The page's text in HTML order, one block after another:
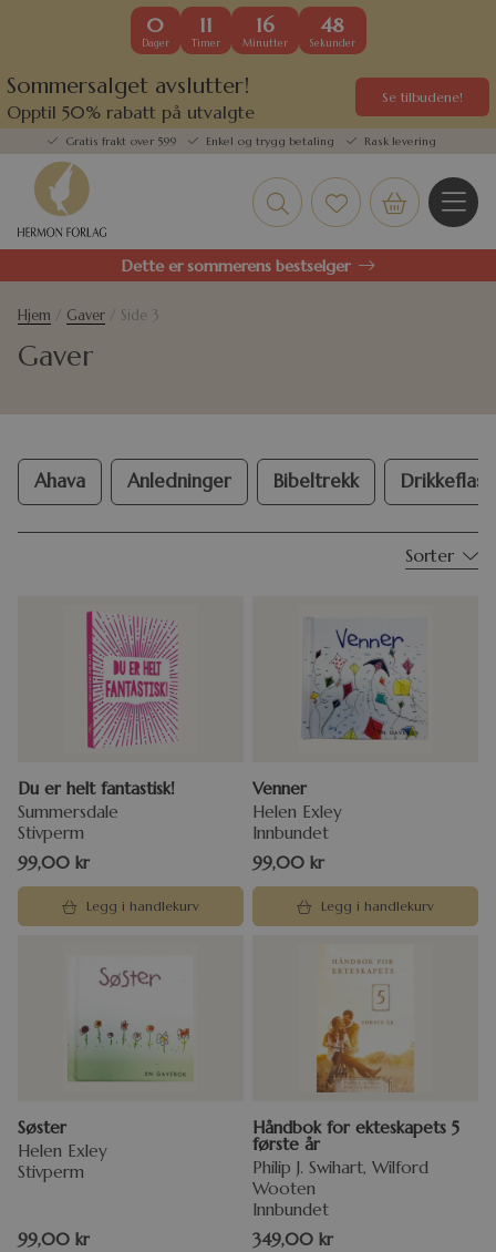
0
Dager
11
Timer
16
Minutter
47
Sekunder
Sommersalget avslutter!
Opptil 50% rabatt på utvalgte
kundefavoritter
Se tilbudene!
Gratis frakt over 599 Enkel og trygg betaling Rask levering
Dette er sommerens bestselger
Hjem / Gaver / Side 3
Gaver
Ahava Anledninger Bibeltrekk
Sorter
Du er helt fantastisk!
Summersdale
Stivperm
99,00 kr
Legg i handlekurv
Venner
Helen Exley
Innbundet
99,00 kr
Legg i handlekurv
Søster
Helen Exley
Stivperm
99,00 kr
Håndbok for ekteskapets 5
første år
Philip J. Swihart, Wilford
Wooten
Innbundet
349,00 kr